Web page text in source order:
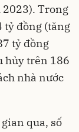
2023). Trong
tỷ đồng (tăng
tỷ đồng
hủy trên 186
nhà nước
qua, số